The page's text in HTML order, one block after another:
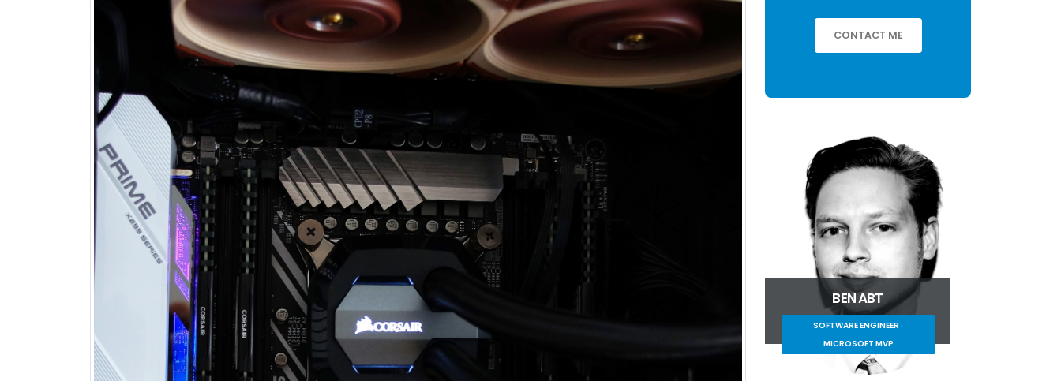
CONTACT ME
BEN ABT
SOFTWARE ENGINEER ·
MICROSOFT MVP